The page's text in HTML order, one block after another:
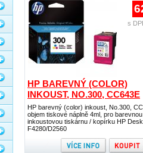
HP BAREVNÝ (COLOR)
INKOUST, NO.300, CC643E
HP barevný (color) inkoust, No.300,
objem tiskové náplně 4ml, pro barevnou
inkoustovou tiskárnu / kopírku HP
F4280/D2560
s